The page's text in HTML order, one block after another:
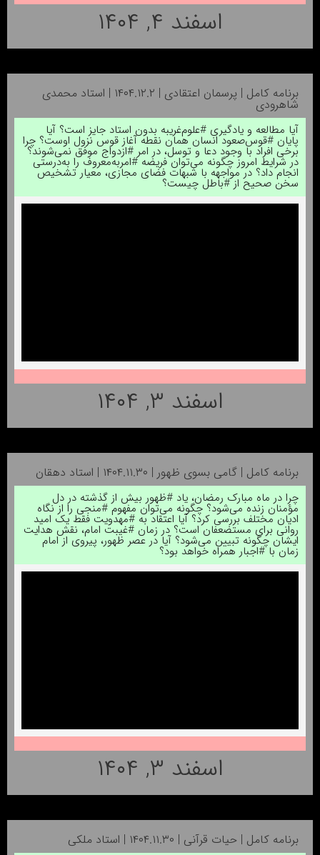
اسفند ۴, ۱۴۰۴
برنامه کامل | پرسمان اعتقادی | ۱۴۰۴.۱۲.۲ | استاد محمدی
شاهرودی
آیا مطالعه و یادگیری #علوم‌غریبه بدون استاد جایز است؟ آیا
پایان #قوس‌صعود انسان همان نقطه آغاز قوس نزول اوست؟ چرا
برخی افراد با وجود دعا و توسل، در امر #ازدواج موفق نمی‌شوند؟
در شرایط امروز چگونه می‌توان فریضه #امر‌به‌معروف را به‌درستی
انجام داد؟ در مواجهه با شبهات فضای مجازی، معیار تشخیص
سخن صحیح از #باطل چیست؟
اسفند ۳, ۱۴۰۴
برنامه کامل | گامی بسوی ظهور | ۱۴۰۴.۱۱.۳۰ | استاد دهقان
چرا در ماه مبارک رمضان، یاد #ظهور بیش از گذشته در دل
مؤمنان زنده می‌شود؟ چگونه می‌توان مفهوم #منجی را از نگاه
ادیان مختلف بررسی کرد؟ آیا اعتقاد به #مهدویت فقط یک امید
روانی برای مستضعفان است؟ در زمان #غیبت امام، نقش هدایت
ایشان چگونه تبیین می‌شود؟ آیا در عصر ظهور، پیروی از امام
زمان با #اجبار همراه خواهد بود؟
اسفند ۳, ۱۴۰۴
برنامه کامل | حیات قرآنی | ۱۴۰۴.۱۱.۳۰ | استاد ملکی